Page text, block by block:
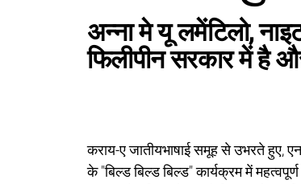
अन्ना मे यू लमेंटिलो,
फिलीपीन सरकार में है
कराय-ए जातीयभाषाई समूह से उभरते हुए,
के "बिल्ड बिल्ड बिल्ड" कार्यक्रम में